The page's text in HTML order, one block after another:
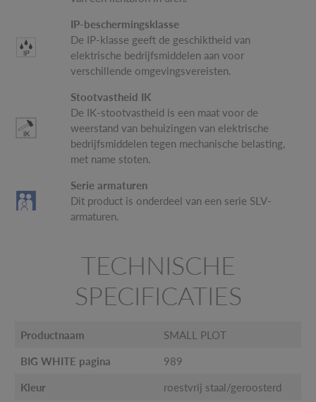
IP-beschermingsklasse
De IP-klasse geeft de geschiktheid van
elektrische bedrijfsmiddelen aan voor
verschillende omgevingsvereisten.
Stootvastheid IK
De IK-stootvastheid is een maat voor de
weerstand van behuizingen van elektrische
bedrijfsmiddelen tegen mechanische belasting,
met name stoten.
Serie armaturen
Dit product is onderdeel van een serie SLV-
armaturen.
TECHNISCHE
SPECIFICATIES
Productnaam SMALL PLOT
BIG WHITE pagina 989
Kleur roestvrij staal/geroosterd